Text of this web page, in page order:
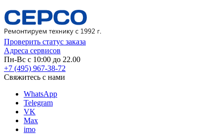
Проверить статус заказа
Адреса сервисов
Пн-Вс с 10:00 до 22.00
+7 (495) 967-38-72
Свяжитесь с нами
WhatsApp
Telegram
VK
Max
imo